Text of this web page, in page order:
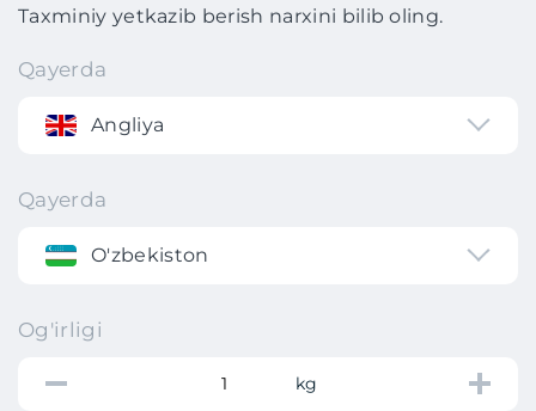
Taxminiy yetkazib berish narxini bilib oling.
Qayerda
Angliya
Qayerda
O'zbekiston
Og'irligi
kg